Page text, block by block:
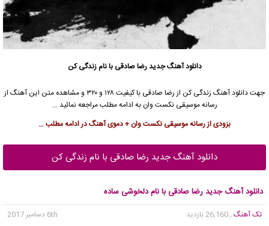
دانلود آهنگ جدیدرضا صادقی با نام زندگی کن
جهت دانلود آهنگ زندگی کن از رضا صادقی
با کیفیت ۱۲۸ و ۳۲۰ و مشاهده متن این آهنگ از
رسانه موسیقی نکست وان به ادامه مطلب مراجعه نمائید …
بزودی از رسانه موسیقی نکست وان + دموی آهنگ در ادامه مطلب …
دانلود آهنگ جدید رضا صادقی با نام زندگی کن
دانلود آهنگ جدید رضا صادقی با نام دلخوشی ساده
تک آهنگ , 26,160 بازدید 6th دسامبر 2017